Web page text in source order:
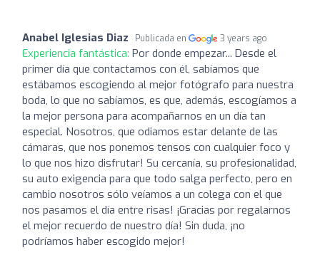
Anabel Iglesias Diaz Publicada en 3 years ago
Experiencia fantástica: Por donde empezar... Desde el
primer día que contactamos con él, sabíamos que
estábamos escogiendo al mejor fotógrafo para nuestra
boda, lo que no sabíamos, es que, además, escogíamos a
la mejor persona para acompañarnos en un día tan
especial. Nosotros, que odiamos estar delante de las
cámaras, que nos ponemos tensos con cualquier foco y
lo que nos hizo disfrutar! Su cercanía, su profesionalidad,
su auto exigencia para que todo salga perfecto, pero en
cambio nosotros sólo veíamos a un colega con el que
nos pasamos el día entre risas! ¡Gracias por regalarnos
el mejor recuerdo de nuestro día! Sin duda, ¡no
podríamos haber escogido mejor!